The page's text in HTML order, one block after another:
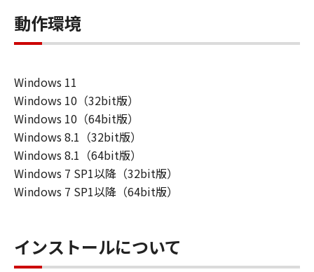
動作環境
Windows 11
Windows 10（32bit版）
Windows 10（64bit版）
Windows 8.1（32bit版）
Windows 8.1（64bit版）
Windows 7 SP1以降（32bit版）
Windows 7 SP1以降（64bit版）
インストールについて